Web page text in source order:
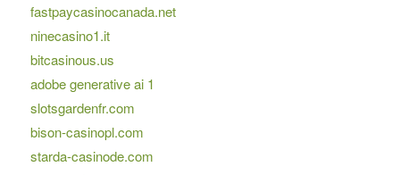
fastpaycasinocanada.net
ninecasino1.it
bitcasinous.us
adobe generative ai 1
slotsgardenfr.com
bison-casinopl.com
starda-casinode.com